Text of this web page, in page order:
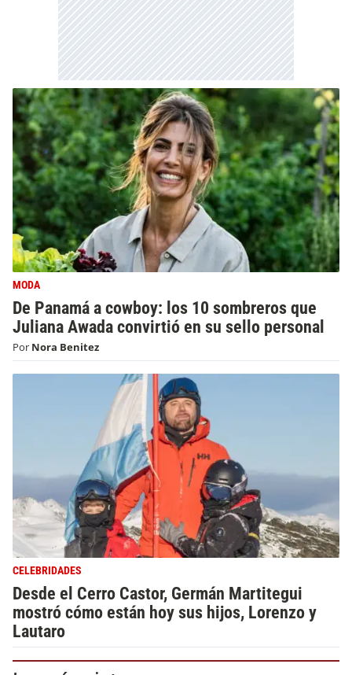
MODA
De Panamá a cowboy: los 10 sombreros que
Juliana Awada convirtió en su sello personal
Por Nora Benitez
CELEBRIDADES
Desde el Cerro Castor, Germán Martitegui
mostró cómo están hoy sus hijos, Lorenzo y
Lautaro